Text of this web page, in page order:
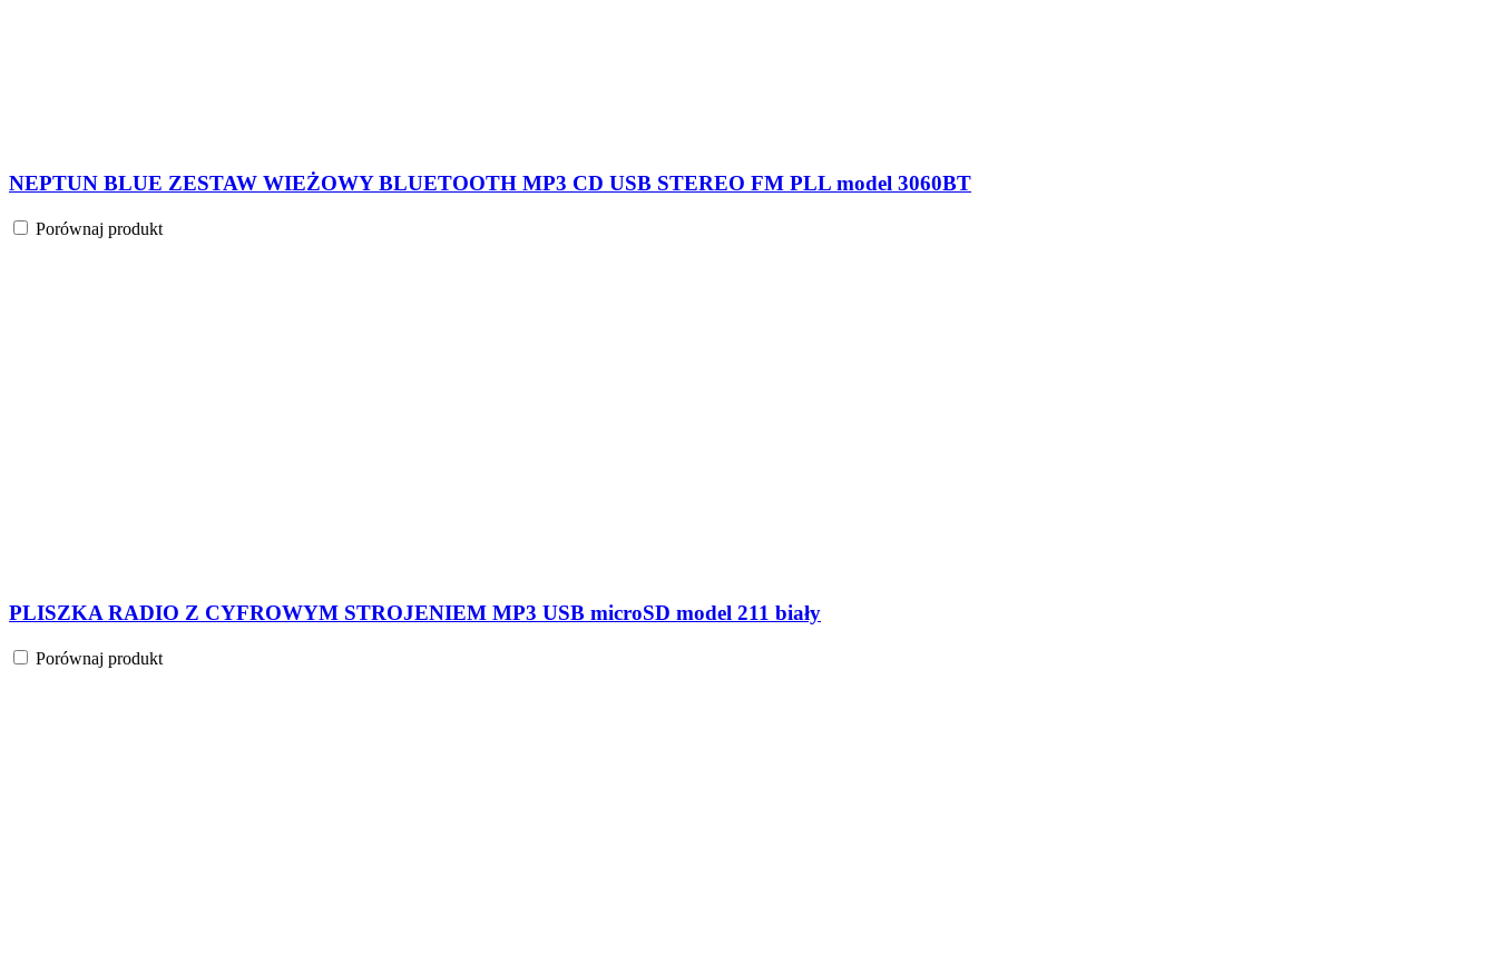
SABRINA RADIOODTWARZACZ BLUETOOTH MP3 USB CD FM PLL model CD 60 BT czarny
Porównaj produkt
SŁOWIK MP3 USB micro SD BLUETOOTH DREWNIANA OBUDOWA kolor ciemny brąz model 2311BT
Porównaj produkt